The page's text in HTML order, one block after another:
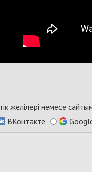
желілері немесе
ВКонтакте